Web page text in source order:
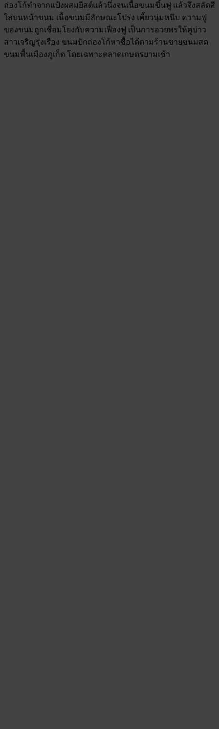
ถ่องโก้ทำจากแป้งผสมยีสต์แล้วนึ่งจนเนื้อขนมขึ้นฟู แล้วจึงสลัดสี
ใส่บนหน้าขนม เนื้อขนมมีลักษณะโปร่ง เคี้ยวนุ่มหนึบ ความฟู
ของขนมถูกเชื่อมโยงกับความเฟื่องฟู เป็นการอวยพรให้คู่บ่าว
สาวเจริญรุ่งเรือง ขนมปักถ่องโก้หาซื้อได้ตามร้านขายขนมสด
ขนมพื้นเมืองภูเก็ต โดยเฉพาะตลาดเกษตรยามเช้า